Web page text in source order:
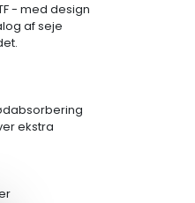
- med design
af seje
ekstra